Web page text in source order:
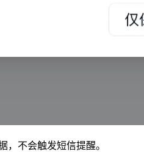
不会触发短信提醒。